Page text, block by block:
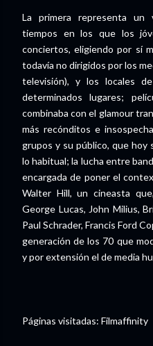
La primera representa un
tiempos en los que los
conciertos, eligiendo por sí
todavía no dirigidos por los
televisión), y los locales
determinados lugares;
combinaba con el glamour
más recónditos e
grupos y su público, que hoy
lo habitual; la lucha entre
encargada de poner el
Walter Hill, un cineasta
George Lucas, John Milius,
Paul Schrader, Francis Ford
generación de los 70 que
y por extensión el de media
Páginas visitadas: Filmaffinity